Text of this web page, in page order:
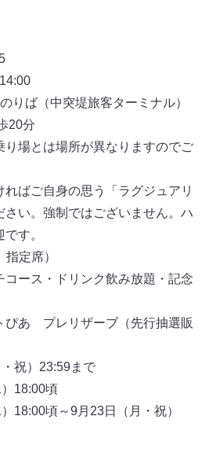
りば（中突堤旅客ターミナル）
20分
場とは場所が異なりますのでご
ればご自身の思う「ラグジュアリ
さい。強制ではございません。ハ
す。
定席）
ース・ドリンク飲み放題・記念
ぴあ プレリザーブ（先行抽選販
祝）23:59まで
18:00頃
18:00頃～9月23日（月・祝）